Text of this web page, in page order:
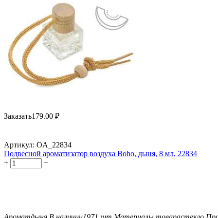
Заказать179.00 ₽
Артикул: OA_22834
Подвесной ароматизатор воздуха Boho, дыня, 8 мл, 22834
+
−